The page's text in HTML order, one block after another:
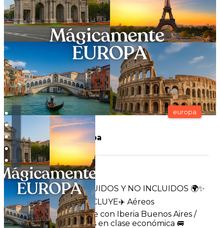
europa
Mágicamente Europa
Duración:
18Días16Noches
✨🌍 SERVICIOS INCLUIDOS Y NO INCLUIDOS 🌍✨
✅ EL PROGRAMA INCLUYE✈️ Aéreos
internacionales Pasaje con Iberia Buenos Aires /
Madrid / Buenos Aires en clase económica 🚐